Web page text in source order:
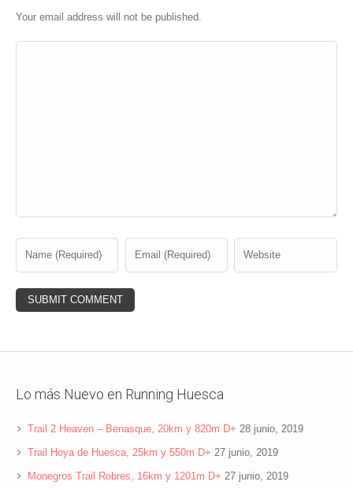
Your email address will not be published.
Lo más Nuevo en Running Huesca
Trail 2 Heaven – Benasque, 20km y 820m D+ 28 junio, 2019
Trail Hoya de Huesca, 25km y 550m D+ 27 junio, 2019
Monegros Trail Robres, 16km y 1201m D+ 27 junio, 2019